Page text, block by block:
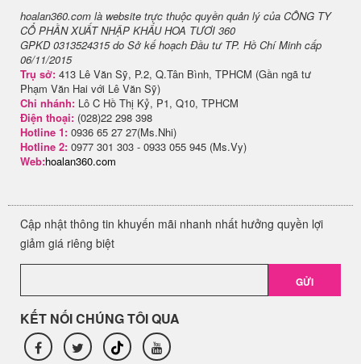
hoalan360.com là website trực thuộc quyền quản lý của CÔNG TY
CỔ PHẦN XUẤT NHẬP KHẨU HOA TƯƠI 360
GPKD 0313524315 do Sở kế hoạch Đầu tư TP. Hồ Chí Minh cấp
06/11/2015
Trụ sở: 413 Lê Văn Sỹ, P.2, Q.Tân Bình, TPHCM (Gần ngã tư
Phạm Văn Hai với Lê Văn Sỹ)
Chi nhánh: Lô C Hồ Thị Kỷ, P1, Q10, TPHCM
Điện thoại: (028)22 298 398
Hotline 1: 0936 65 27 27(Ms.Nhi)
Hotline 2: 0977 301 303 - 0933 055 945 (Ms.Vy)
Web:hoalan360.com
Cập nhật thông tin khuyến mãi nhanh nhất hưởng quyền lợi
giảm giá riêng biệt
GỬI
KẾT NỐI CHÚNG TÔI QUA